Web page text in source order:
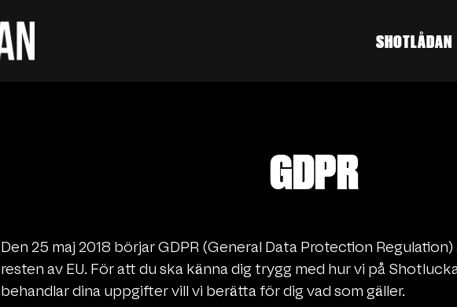
SHOTLÅDAN
GDPR
Den 25 maj 2018 börjar GDPR (General Data Protection
resten av EU. För att du ska känna dig trygg med hur vi på
behandlar dina uppgifter vill vi berätta för dig vad som gäller.